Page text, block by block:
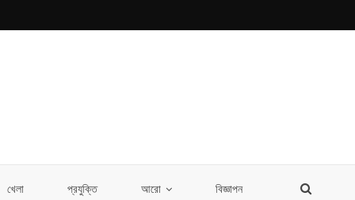
খেলা প্রযুক্তি আরো বিজ্ঞাপন